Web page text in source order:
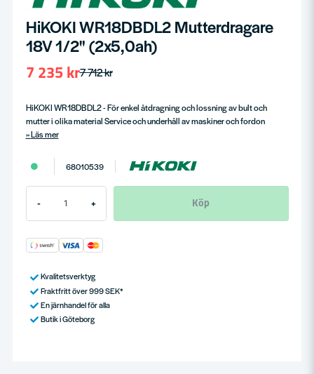
HiKOKI WR18DBDL2 Mutterdragare
18V 1/2" (2x5,0ah)
7 712 kr
7 235 kr
HiKOKI WR18DBDL2 - För enkel åtdragning och lossning av bult och
mutter i olika material Service och underhåll av maskiner och fordon
Läs mer
68010539
- + Köp
Kvalitetsverktyg
Fraktfritt över 999 SEK*
En järnhandel för alla
Butik i Göteborg